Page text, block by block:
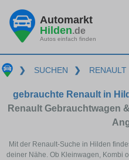
Automarkt
Hilden.de
Autos einfach finden
❯ SUCHEN ❯ RENAULT
gebrauchte Renault in
Renault Gebrauchtwagen
Mit der Renault-Suche in Hilden
deiner Nähe. Ob Kleinwagen, Kombi